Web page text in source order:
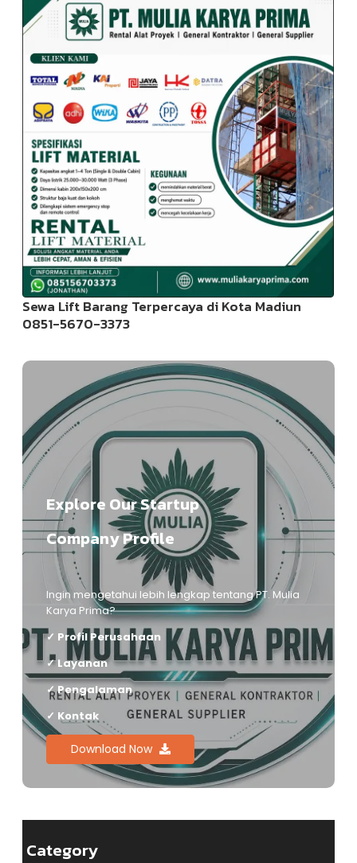
Sewa Lift Barang Terpercaya di Kota Madiun
0851-5670-3373
Explore Our Startup
Company Profile
Ingin mengetahui lebih lengkap tentang PT. Mulia
Karya Prima?
✓ Profil Perusahaan
✓ Layanan
✓ Pengalaman
✓ Kontak
Download Now
Category